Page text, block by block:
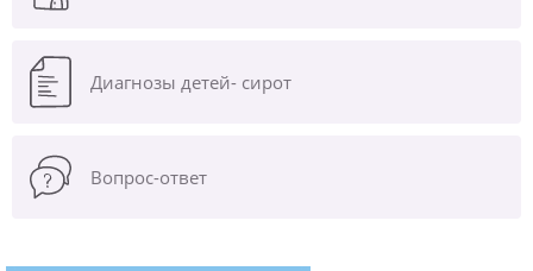
Диагнозы детей- сирот
Вопрос-ответ